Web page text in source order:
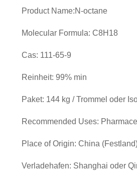
Product Name:N-octane
Molecular Formula: C8H18
Cas: 111-65-9
Reinheit: 99% min
Paket: 144 kg / Trommel oder
Recommended Uses:
Place of Origin: China
Verladehafen: Shanghai oder